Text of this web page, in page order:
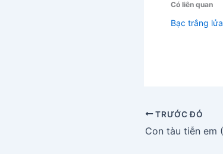
Có liên quan
Bạc trắng
TRƯỚC ĐÓ
Con tàu tiễn em